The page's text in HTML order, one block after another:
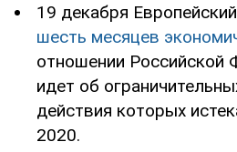
19 декабря
шесть месяцев
отношении Российской
идет об
действия которых
2020.